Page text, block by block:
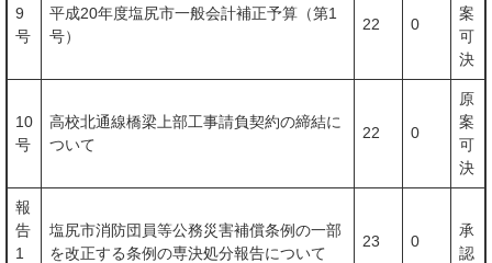
9
号
平成20年度塩尻市一般会計補正予算（第1
号）
22 0
案
可
決
10
号
高校北通線橋梁上部工事請負契約の締結に
ついて
22 0
原
案
可
決
報
告
1
塩尻市消防団員等公務災害補償条例の一部
を改正する条例の専決処分報告について
23 0
承
認